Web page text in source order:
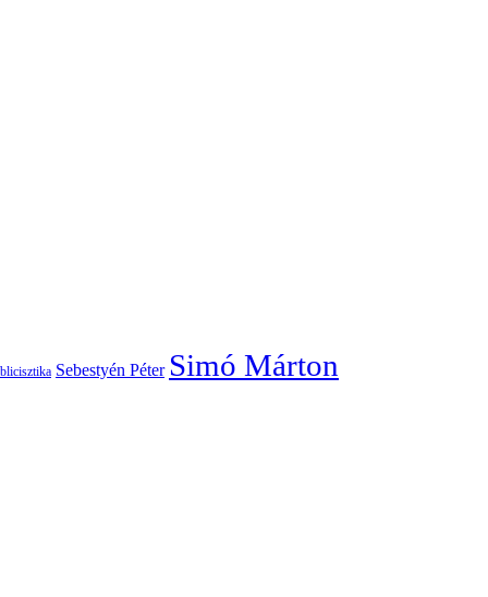
Sebestyén Péter Simó Márton